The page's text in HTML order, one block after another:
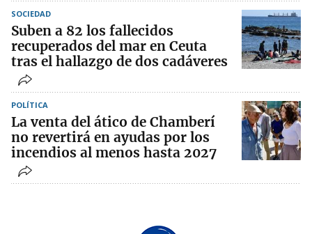
SOCIEDAD
Suben a 82 los fallecidos
recuperados del mar en Ceuta
tras el hallazgo de dos cadáveres
POLÍTICA
La venta del ático de Chamberí
no revertirá en ayudas por los
incendios al menos hasta 2027